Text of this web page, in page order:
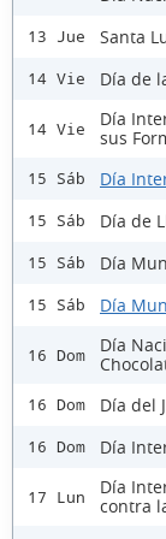
13 Jue Santa
14 Vie Día de
14 Vie
Día
sus
15 Sáb Día
15 Sáb Día de
15 Sáb Día
15 Sáb Día
16 Dom
Día
16 Dom Día del
16 Dom Día
17 Lun
Día
contra